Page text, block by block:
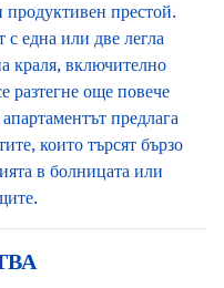
престой.
с една или две легла
краля, включително
разтегне още повече
предлага
които търсят бързо
в болницата или